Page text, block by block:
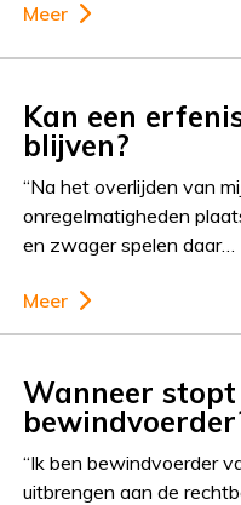
Meer
Kan een
blijven?
“Na het overlijden van
onregelmatigheden
en zwager spelen daar…
Meer
Wanneer
“Ik ben bewindvoerder
uitbrengen aan de